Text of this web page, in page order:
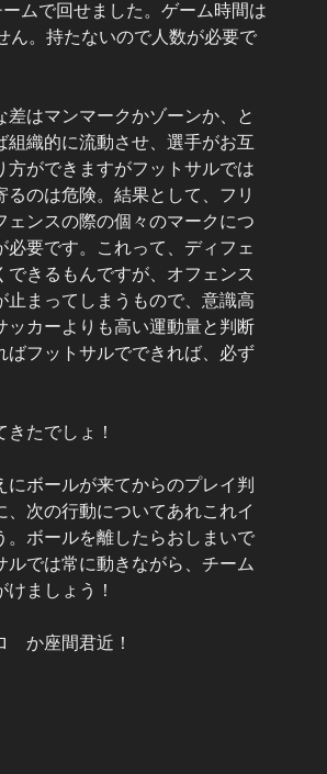
ムで回せました。ゲーム時間は
ん。持たないので人数が必要で
はマンマークかゾーンか、と
織的に流動させ、選手がお互
ができますがフットサルでは
のは危険。結果として、フリ
ンスの際の個々のマークにつ
要です。これって、ディフェ
きるもんですが、オフェンス
まってしまうもので、意識高
ッカーよりも高い運動量と判断
ばフットサルでできれば、必ず
たでしょ！
ボールが来てからのプレイ判
次の行動についてあれこれイ
。ボールを離したらおしまいで
では常に動きながら、チーム
ましょう！
ゼロ か座間君近！